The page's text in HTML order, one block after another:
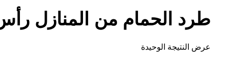
طرد الحمام من المنازل
عرض النتيجة الوحيدة